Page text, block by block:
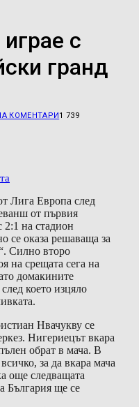
с
гранд
КОМЕНТАРИ1 739
Лига Европа след
от първия
2:1 на стадион
се оказа решаваща за
Силно второ
на срещата сега на
домакините
което изцяло
Нвачукву се
Нигериецът вкара
обрат в мача. В
за да вкара мача
още следващата
България ще се